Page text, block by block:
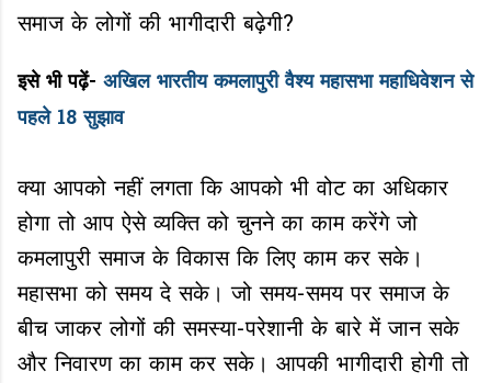
समाज के लोगों की भागीदारी बढ़ेगी?
इसे भी पढ़ें- अखिल भारतीय कमलापुरी वैश्य महासभा महाधिवेशन से
पहले 18 सुझाव
क्या आपको नहीं लगता कि आपको भी वोट का अधिकार
होगा तो आप ऐसे व्यक्ति को चुनने का काम करेंगे जो
कमलापुरी समाज के विकास कि लिए काम कर सके।
महासभा को समय दे सके। जो समय-समय पर समाज के
बीच जाकर लोगों की समस्या-परेशानी के बारे में जान सके
और निवारण का काम कर सके। आपकी भागीदारी होगी तो